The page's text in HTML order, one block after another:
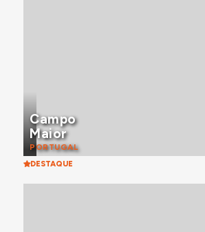
Campo
Maior
PORTUGAL
DESTAQUE